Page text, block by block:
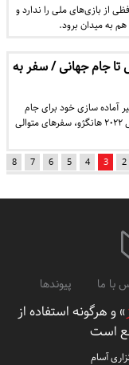
از بازی‌های ملی را ندارد و
تا جام جهانی / سفر به
آماده سازی خود برای جام
جهانی ۲۰۲۳ و بازی‌های آسیایی ۲۰۲۲ هانگژو، سفرهای متوالی
2
3
4
5
6
7
8
با ما پیوندها
» و هرگونه استفاده از
است
آسام